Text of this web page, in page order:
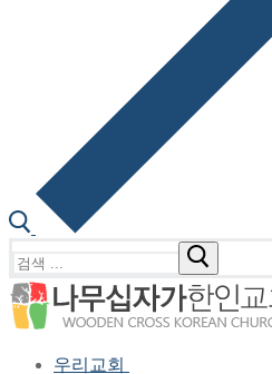
색
:
우리교회